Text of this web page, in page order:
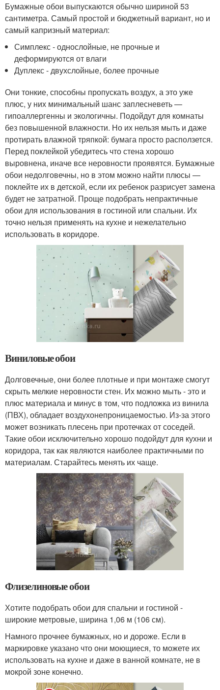
Бумажные обои выпускаются обычно шириной 53
сантиметра. Самый простой и бюджетный вариант, но и
самый капризный материал:
Симплекс - однослойные, не прочные и
деформируются от влаги
Дуплекс - двухслойные, более прочные
Они тонкие, способны пропускать воздух, а это уже
плюс, у них минимальный шанс заплесневеть —
гипоаллергенны и экологичны. Подойдут для комнаты
без повышенной влажности. Но их нельзя мыть и даже
протирать влажной тряпкой: бумага просто расползется.
Перед поклейкой убедитесь что стена хорошо
выровнена, иначе все неровности проявятся. Бумажные
обои недолговечны, но в этом можно найти плюсы —
поклейте их в детской, если их ребенок разрисует замена
будет не затратной. Проще подобрать непрактичные
обои для использования в гостиной или спальни. Их
точно нельзя применять на кухне и нежелательно
использовать в коридоре.
Виниловые обои
Долговечные, они более плотные и при монтаже смогут
скрыть мелкие неровности стен. Их можно мыть - это и
плюс материала и минус в том, что подложка из винила
(ПВХ), обладает воздухонепроницаемостью. Из-за этого
может возникать плесень при протечках от соседей.
Такие обои исключительно хорошо подойдут для кухни и
коридора, так как являются наиболее практичными по
материалам. Старайтесь менять их чаще.
Флизелиновые обои
Хотите подобрать обои для спальни и гостиной -
широкие метровые, ширина 1,06 м (106 см).
Намного прочнее бумажных, но и дороже. Если в
маркировке указано что они моющиеся, то можете их
использовать на кухне и даже в ванной комнате, не в
мокрой зоне конечно.